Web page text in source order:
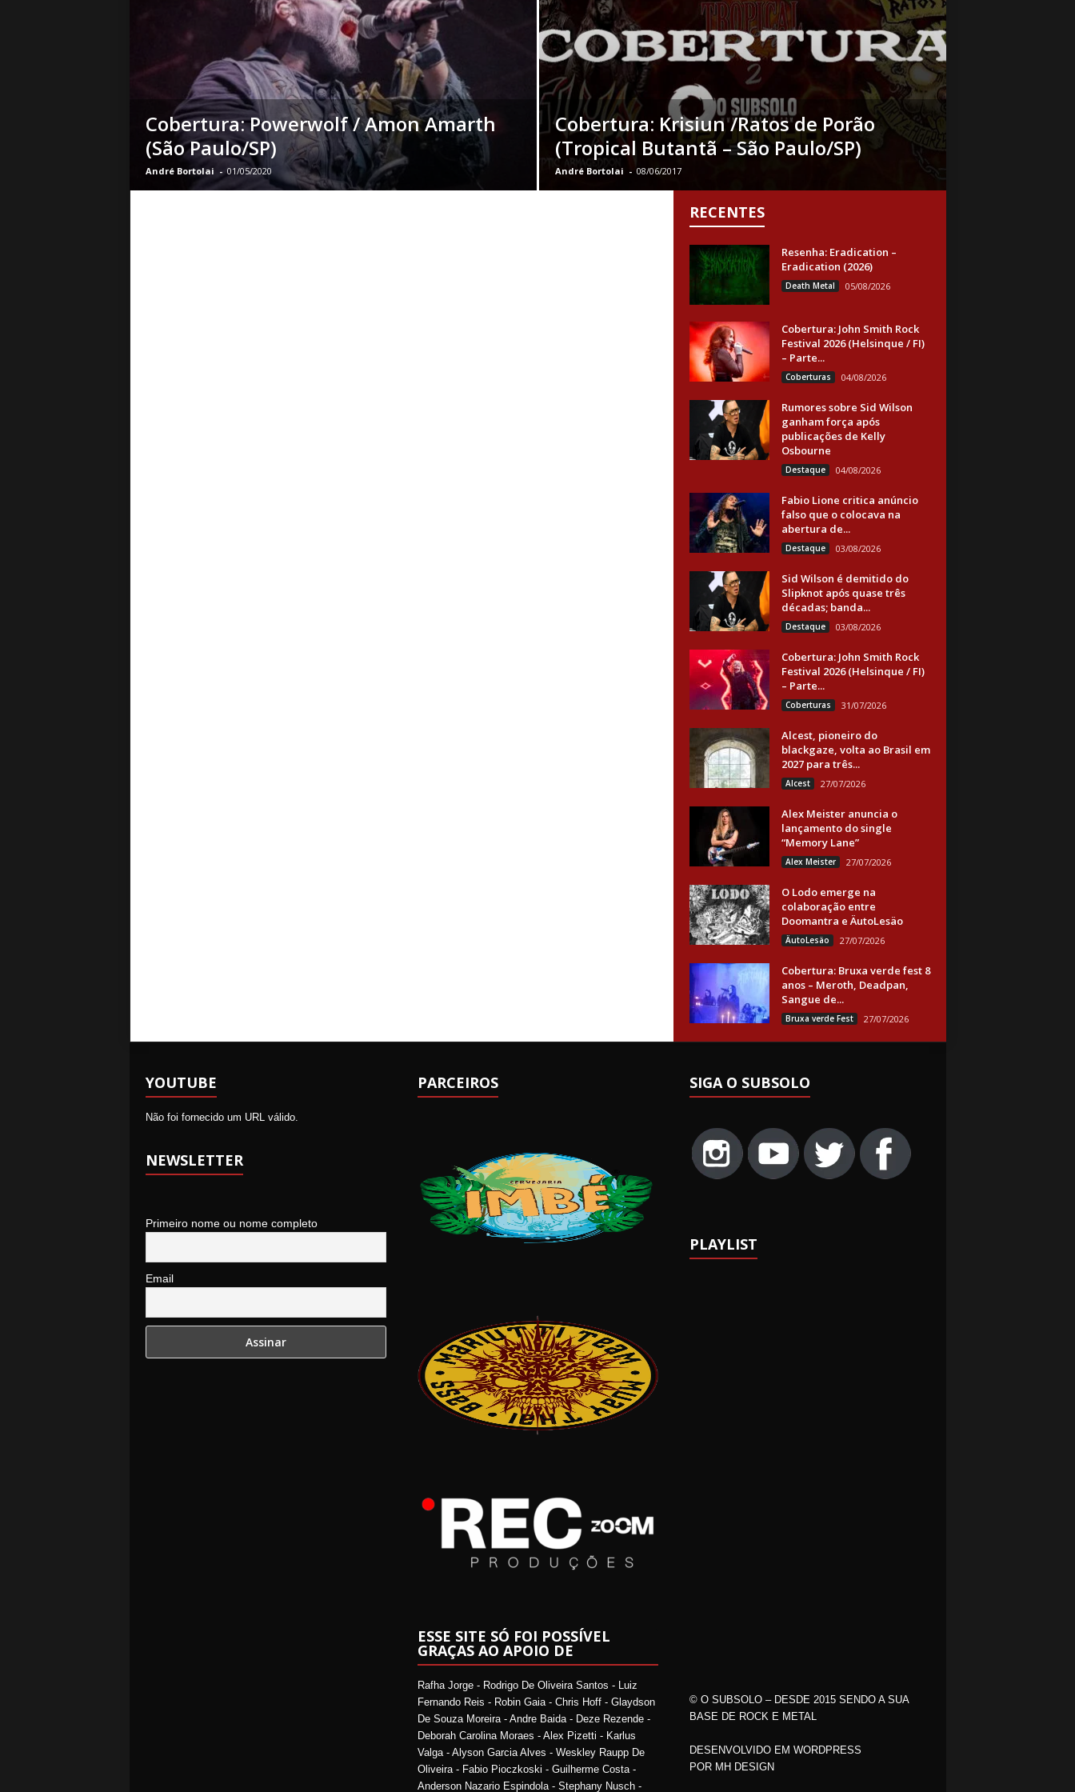
Cobertura: Powerwolf / Amon Amarth
(São Paulo/SP)
André Bortolai - 01/05/2020
Cobertura: Krisiun /Ratos de Porão
(Tropical Butantã – São Paulo/SP)
André Bortolai - 08/06/2017
RECENTES
Resenha: Eradication –
Eradication (2026)
Death Metal 05/08/2026
Cobertura: John Smith Rock
Festival 2026 (Helsinque / FI)
– Parte...
Coberturas 04/08/2026
Rumores sobre Sid Wilson
ganham força após
publicações de Kelly
Osbourne
Destaque 04/08/2026
Fabio Lione critica anúncio
falso que o colocava na
abertura de...
Destaque 03/08/2026
Sid Wilson é demitido do
Slipknot após quase três
décadas; banda...
Destaque 03/08/2026
Cobertura: John Smith Rock
Festival 2026 (Helsinque / FI)
– Parte...
Coberturas 31/07/2026
Alcest, pioneiro do
blackgaze, volta ao Brasil em
2027 para três...
Alcest 27/07/2026
Alex Meister anuncia o
lançamento do single
“Memory Lane”
Alex Meister 27/07/2026
O Lodo emerge na
colaboração entre
Doomantra e ÄutoLesäo
ÄutoLesäo 27/07/2026
Cobertura: Bruxa verde fest 8
anos – Meroth, Deadpan,
Sangue de...
Bruxa verde Fest 27/07/2026
YOUTUBE
Não foi fornecido um URL válido.
NEWSLETTER
Primeiro nome ou nome completo
Email
PARCEIROS
ESSE SITE SÓ FOI POSSÍVEL
GRAÇAS AO APOIO DE
Rafha Jorge - Rodrigo De Oliveira Santos - Luiz
Fernando Reis - Robin Gaia - Chris Hoff - Glaydson
De Souza Moreira - Andre Baida - Deze Rezende -
Deborah Carolina Moraes - Alex Pizetti - Karlus
Valga - Alyson Garcia Alves - Weskley Raupp De
Oliveira - Fabio Pioczkoski - Guilherme Costa -
Anderson Nazario Espindola - Stephany Nusch -
SIGA O SUBSOLO
PLAYLIST
© O SUBSOLO – DESDE 2015 SENDO A SUA
BASE DE ROCK E METAL
DESENVOLVIDO EM WORDPRESS
POR MH DESIGN